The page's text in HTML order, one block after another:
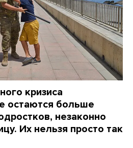
кризиса
остаются больше
незаконно
Их нельзя просто так